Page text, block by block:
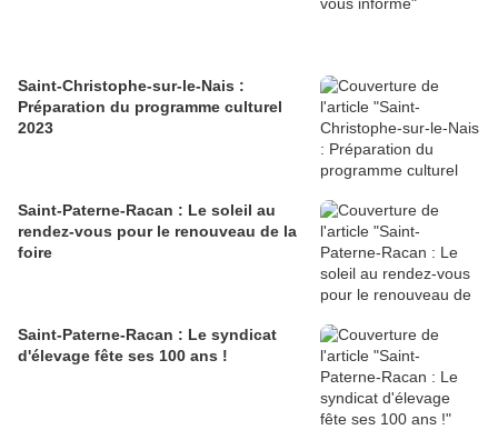
Saint-Christophe-sur-le-Nais :
Préparation du programme culturel
2023
Saint-Paterne-Racan : Le soleil au
rendez-vous pour le renouveau de la
foire
Saint-Paterne-Racan : Le syndicat
d'élevage fête ses 100 ans !